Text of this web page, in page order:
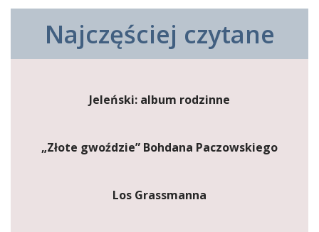
Najczęściej czytane
Jeleński: album rodzinne
„Złote gwoździe” Bohdana Paczowskiego
Los Grassmanna